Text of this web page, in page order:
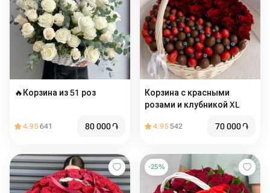
🔥Корзина из 51 роз
4.95641 80 000֏
Корзина с красными
розами и клубникой XL
4.95542 70 000֏
-25%